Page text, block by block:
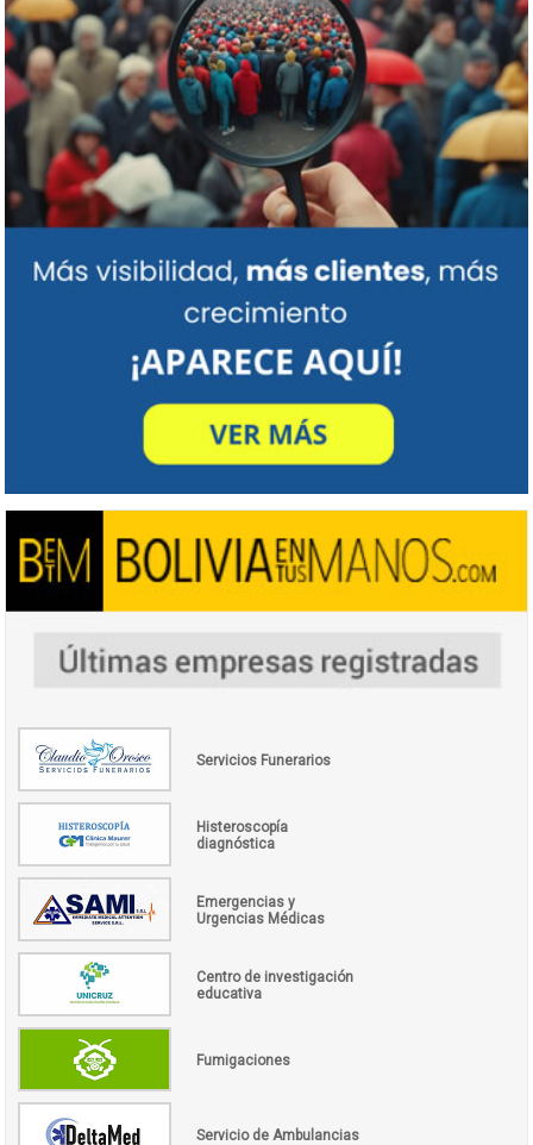
Servicios Funerarios
Histeroscopía
diagnóstica
Emergencias y
Urgencias Médicas
Centro de investigación
educativa
Fumigaciones
Servicio de Ambulancias